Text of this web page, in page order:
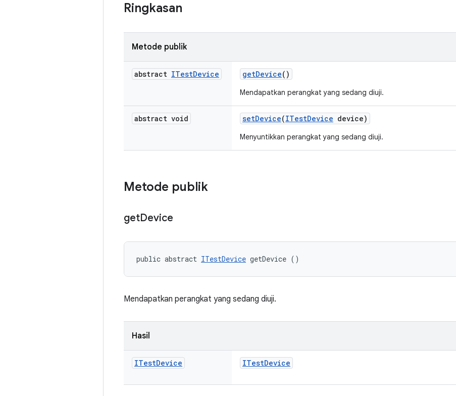
Ringkasan
Metode publik
abstract ITestDevice getDevice()
Mendapatkan perangkat yang sedang diuji.
abstract void setDevice(ITestDevice device)
Menyuntikkan perangkat yang sedang diuji.
Metode publik
getDevice
public abstract ITestDevice getDevice ()
Mendapatkan perangkat yang sedang diuji.
Hasil
ITestDevice ITestDevice